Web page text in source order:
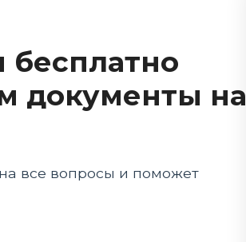
бесплатно
документы на
все вопросы и поможет